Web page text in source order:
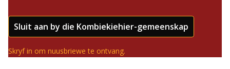
Sluit aan by die Kombiekiehier-gemeenskap
Skryf in om nuusbriewe te ontvang.